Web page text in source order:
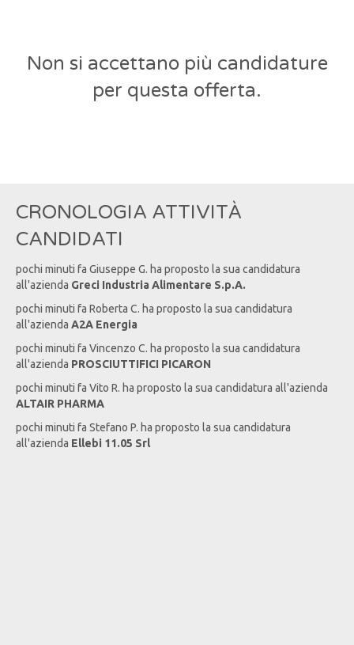
Non si accettano più candidature
per questa offerta.
CRONOLOGIA ATTIVITÀ
CANDIDATI
pochi minuti fa Giuseppe G. ha proposto la sua candidatura
all'azienda Greci Industria Alimentare S.p.A.
pochi minuti fa Roberta C. ha proposto la sua candidatura
all'azienda A2A Energia
pochi minuti fa Vincenzo C. ha proposto la sua candidatura
all'azienda PROSCIUTTIFICI PICARON
pochi minuti fa Vito R. ha proposto la sua candidatura all'azienda
ALTAIR PHARMA
pochi minuti fa Stefano P. ha proposto la sua candidatura
all'azienda Ellebi 11.05 Srl